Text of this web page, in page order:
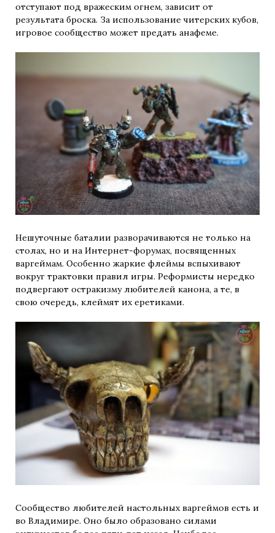
отступают под вражеским огнем, зависит от
результата броска. За использование читерских кубов,
игровое сообщество может предать анафеме.
Нешуточные баталии разворачиваются не только на
столах, но и на Интернет-форумах, посвященных
варгеймам. Особенно жаркие флеймы вспыхивают
вокруг трактовки правил игры. Реформисты нередко
подвергают остракизму любителей канона, а те, в
свою очередь, клеймят их еретиками.
Сообщество любителей настольных варгеймов есть и
во Владимире. Оно было образовано силами